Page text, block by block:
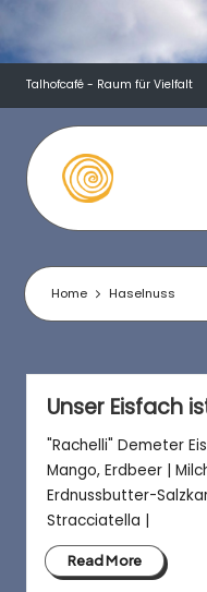
Skip
Talhofcafé - Raum für Vielfalt
T
a
l
h
o
f
c
a
f
é
Home Haselnuss
Unser Eisfach
"Rachelli" Demeter
Mango, Erdbeer |
Erdnussbutter-
Stracciatella |
Read More